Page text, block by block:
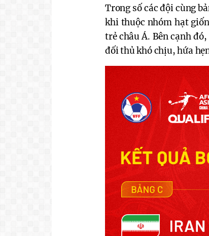
Trong số các đội cùng
khi thuộc nhóm hạt
trẻ châu Á. Bên cạnh
đối thủ khó chịu, hứa